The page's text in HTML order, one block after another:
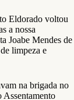
Eldorado voltou
a nossa
Joabe Mendes de
limpeza e
na brigada no
Assentamento